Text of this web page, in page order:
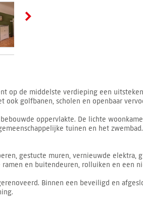
op de middelste verdieping een
ook golfbanen, scholen en openbaar
oppervlakte. De lichte
tuinen en het
gestucte muren, vernieuwde elektra,
en buitendeuren, rolluiken en een
Binnen een beveiligd en